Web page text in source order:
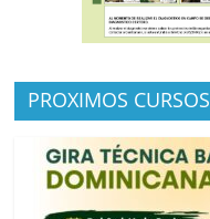
PROXIMOS CURSOS